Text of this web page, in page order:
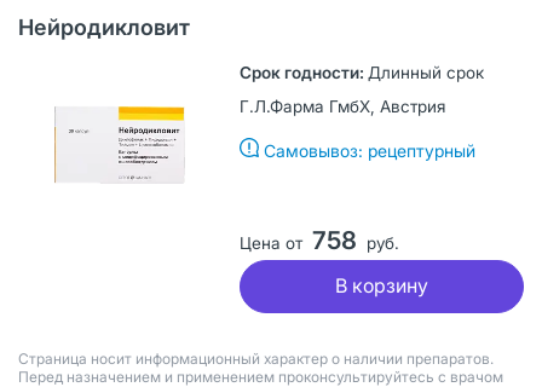
Нейродикловит
Длинный срок
Г.Л.Фарма ГмбХ, Австрия
Самовывоз: рецептурный
Цена от 758 руб.
В корзину
Страница носит информационный характер о наличии препаратов.
Перед назначением и применением проконсультируйтесь с врачом